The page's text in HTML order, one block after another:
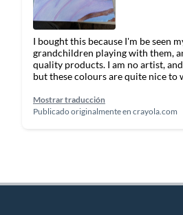
I bought this because I'm be seen
grandchildren playing with them,
quality products. I am no artist, and am just learning to paint,
but these colours are quite nice to
Mostrar traducción
Publicado originalmente en crayola.com